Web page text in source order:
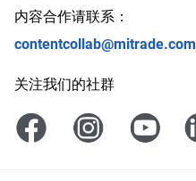
内容合作请联系：
contentcollab@mitrade.com
关注我们的社群